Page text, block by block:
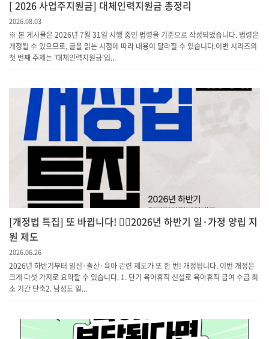
[ 2026 사업주지원금] 대체인력지원금 총정리
2026.08.03
※ 본 게시물은 2026년 7월 31일 시행 중인 법령을 기준으로 작성되었습니다. 법령은
개정될 수 있으므로, 글을 읽는 시점에 따라 내용이 달라질 수 있습니다.이번 시리즈의
첫 번째 주제는 '대체인력지원금'입...
[개정법 특집] 또 바뀝니다! 💁‍♀️2026년 하반기 일·가정 양립 지
원 제도
2026.06.26
2026년 하반기부터 임신·출산·육아 관련 제도가 또 한 번! 개정됩니다. 이번 개정은
크게 다섯 가지로 요약할 수 있습니다. 1. 단기 육아휴직 신설로 육아휴직 급여 수급 최
소 기간 단축​2. 남성도 일...